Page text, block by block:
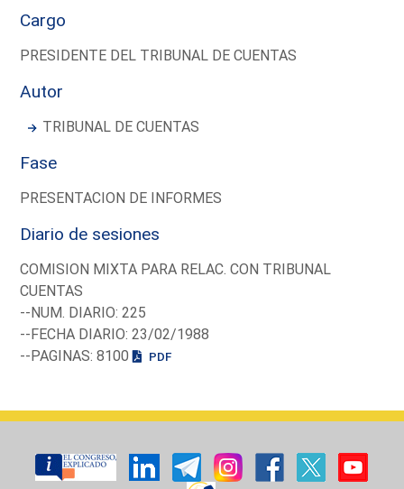
Cargo
PRESIDENTE DEL TRIBUNAL DE CUENTAS
Autor
TRIBUNAL DE CUENTAS
Fase
PRESENTACION DE INFORMES
Diario de sesiones
COMISION MIXTA PARA RELAC. CON TRIBUNAL
CUENTAS
--NUM. DIARIO: 225
--FECHA DIARIO: 23/02/1988
--PAGINAS: 8100
PDF